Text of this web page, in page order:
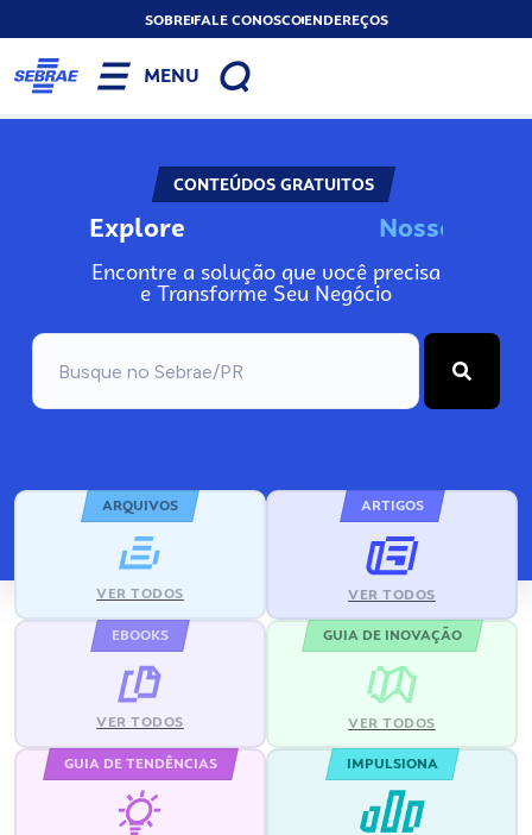
SOBREFALE CONOSCOENDEREÇOS
MENU
CONTEÚDOS GRATUITOS
Explore Nosso
Encontre a solução que você precisa
e Transforme Seu Negócio
ARQUIVOS
VER TODOS
ARTIGOS
VER TODOS
EBOOKS
VER TODOS
GUIA DE INOVAÇÃO
VER TODOS
GUIA DE TENDÊNCIAS IMPULSIONA